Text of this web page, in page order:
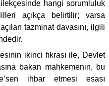
hangi sorumluluk
açıkça belirtilir; varsa
tazminat davasını, ilgili
ikinci fıkrası ile, Devlet
bakan mahkemenin, bu
ihbar etmesi esası